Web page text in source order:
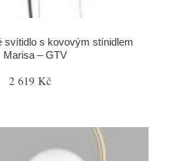
svítidlo s kovovým stínidlem
Marisa – GTV
2 619 Kč